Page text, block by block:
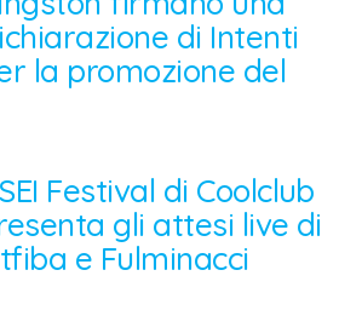
di Intenti
la promozione del
Festival di Coolclub
gli attesi live di
e Fulminacci